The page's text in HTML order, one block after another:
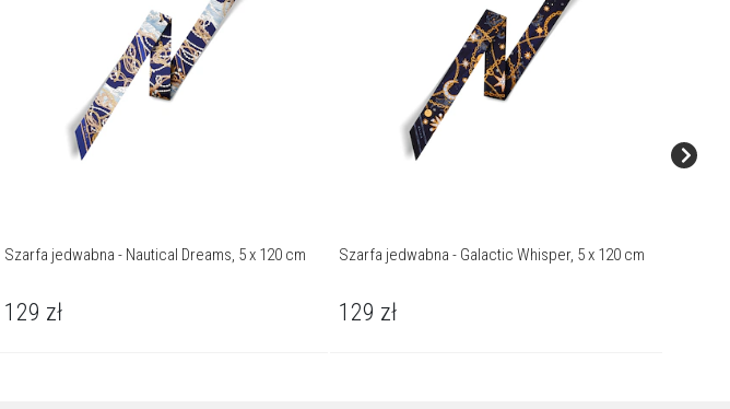
Szarfa jedwabna - Nautical Dreams, 5 x 120 cm
129 zł
Szarfa jedwabna - Galactic Whisper, 5 x 120 cm
129 zł